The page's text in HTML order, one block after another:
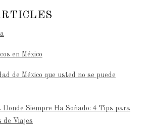
en México
de México que usted no se puede
Siempre Ha Soñado: 4 Tips para
de Viajes